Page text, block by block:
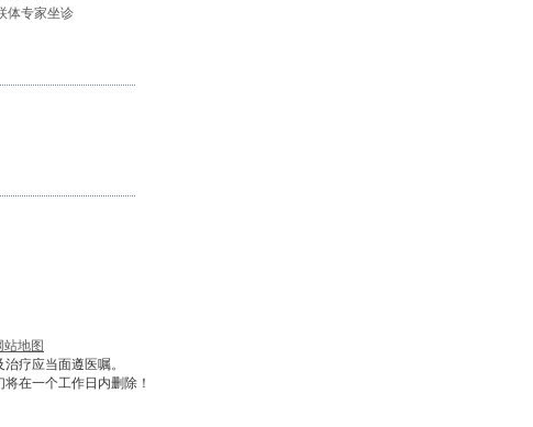
体专家坐诊
站地图
疗应当面遵医嘱。
在一个工作日内删除！